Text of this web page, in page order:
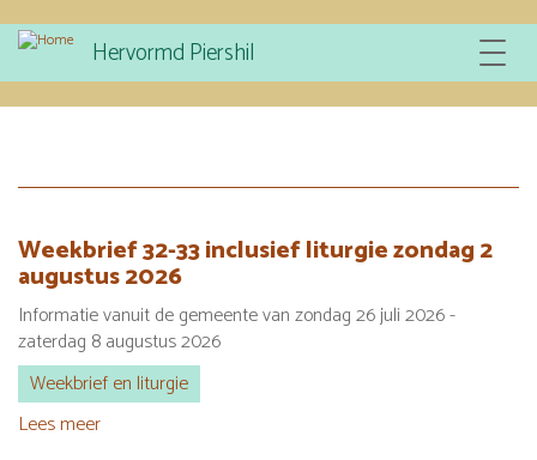
Overslaan
naar
de
Hervormd Piershil
Toggle
Weekbrief 32-33 inclusief liturgie zondag 2
augustus 2026
Informatie vanuit de gemeente van zondag 26 juli 2026 -
zaterdag 8 augustus 2026
Weekbrief en liturgie
Lees meer